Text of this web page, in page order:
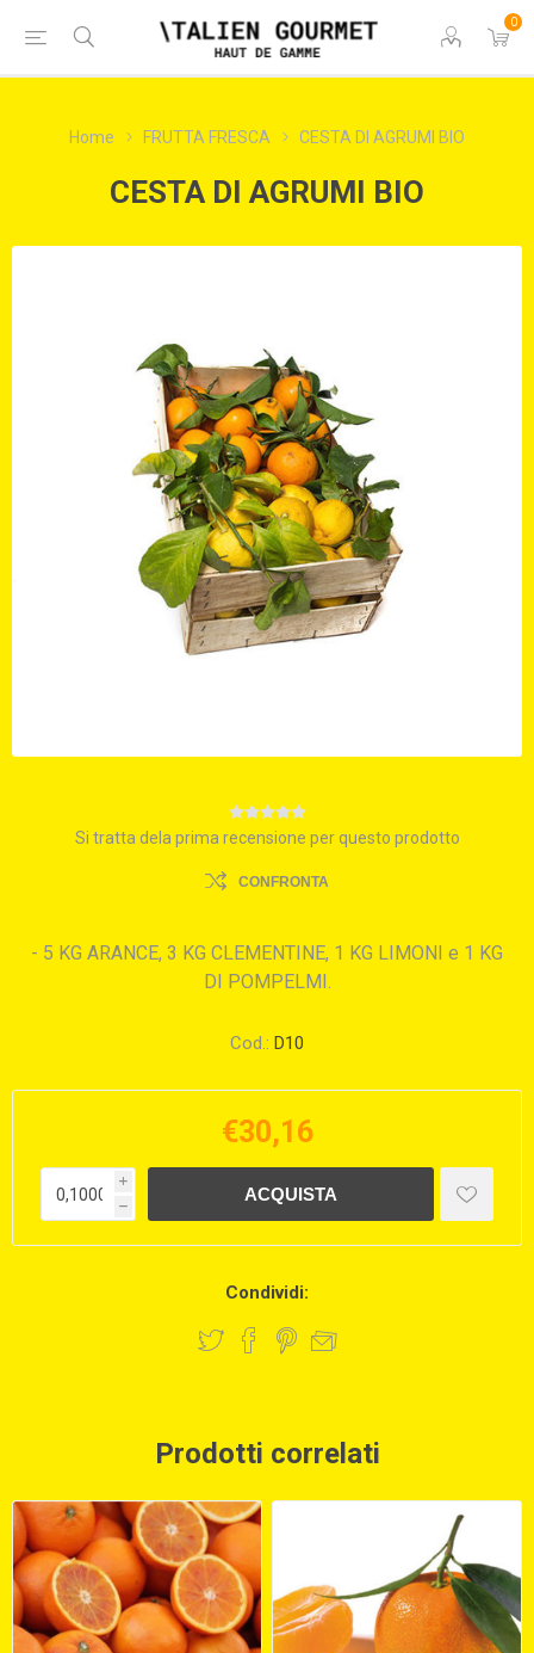
0
Home FRUTTA FRESCA CESTA DI AGRUMI BIO
CESTA DI AGRUMI BIO
Si tratta dela prima recensione per questo prodotto
CONFRONTA
- 5 KG ARANCE, 3 KG CLEMENTINE, 1 KG LIMONI e 1 KG
DI POMPELMI.
Cod.: D10
€30,16
i
h
Condividi:
Prodotti correlati